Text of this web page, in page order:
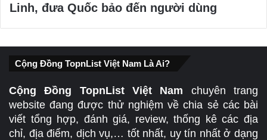
Linh, đưa Quốc bảo đến người dùng
Cộng Đồng TopnList Việt Nam Là Ai?
Cộng Đồng TopnList Việt Nam chuyên trang
website đang được thử nghiệm về chia sẻ các bài
viết tổng hợp, đánh giá, review, thống kê các địa
chỉ, địa điểm, dịch vụ,… tốt nhất, uy tín nhất ở dạng